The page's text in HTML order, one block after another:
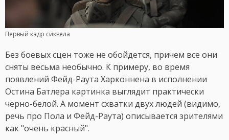
Первый кадр сиквела
Без боевых сцен тоже не обойдется, причем все они
сняты весьма необычно. К примеру, во время
появлений Фейд-Раута Харконнена в исполнении
Остина Батлера картинка выглядит практически
черно-белой. А момент схватки двух людей (видимо,
речь про Пола и Фейд-Раута) описывается зрителями
как "очень красный".